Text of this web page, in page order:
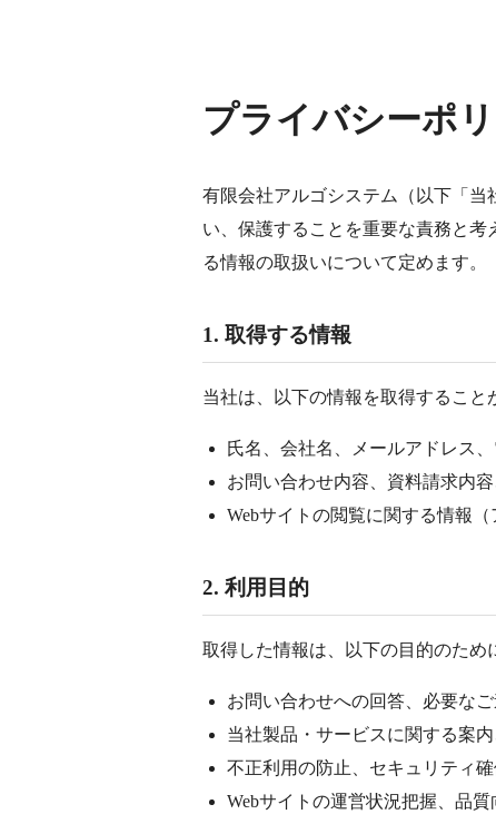
プライバシーポ
有限会社アルゴシステム（以下「
い、保護することを重要な責務と
る情報の取扱いについて定めます。
1. 取得する情報
当社は、以下の情報を取得すること
氏名、会社名、メールアドレス
お問い合わせ内容、資料請求内
Webサイトの閲覧に関する情報
2. 利用目的
取得した情報は、以下の目的のため
お問い合わせへの回答、必要な
当社製品・サービスに関する案
不正利用の防止、セキュリティ
Webサイトの運営状況把握、品質